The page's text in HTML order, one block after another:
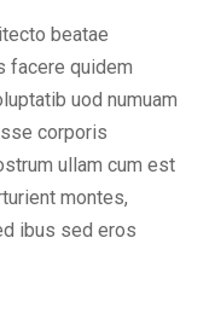
beatae
facere quidem
uod numuam
corporis
ullam cum est
montes,
ibus sed eros